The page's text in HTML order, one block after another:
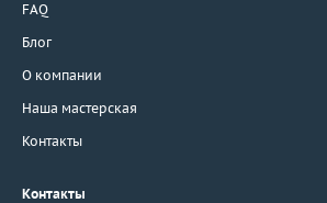
FAQ
Блог
О компании
Наша мастерская
Контакты
Контакты